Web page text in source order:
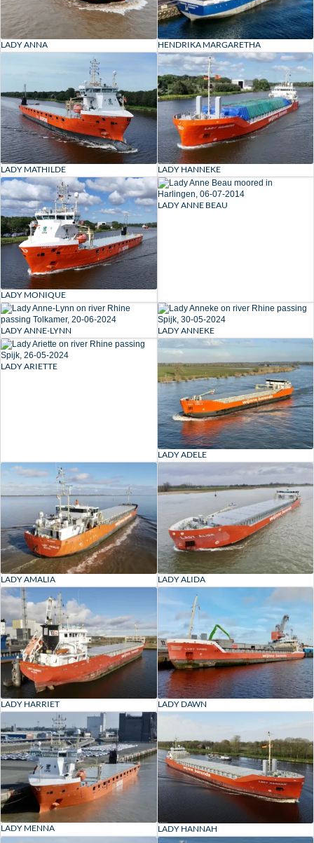
LADY ANNA HENDRIKA MARGARETHA
LADY MATHILDE LADY HANNEKE
LADY MONIQUE
LADY ANNE BEAU
LADY ANNE-LYNN LADY ANNEKE
LADY ARIETTE
LADY ADELE
LADY AMALIA LADY ALIDA
LADY HARRIET LADY DAWN
LADY MENNA LADY HANNAH